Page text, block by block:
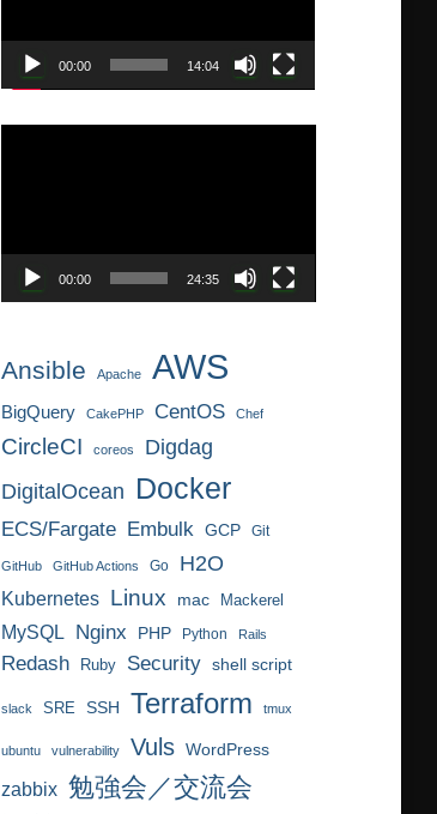
00:00 14:04
00:00 24:35
Ansible Apache AWS
BigQuery CakePHP CentOS Chef
CircleCI coreos
Digdag
DigitalOcean Docker
ECS/Fargate Embulk GCP Git
GitHub GitHub Actions Go H2O
Kubernetes Linux mac Mackerel
MySQL Nginx PHP Python Rails
Redash Ruby Security shell script
slack SRE SSH Terraform tmux
ubuntu vulnerability Vuls WordPress
zabbix 勉強会／交流会